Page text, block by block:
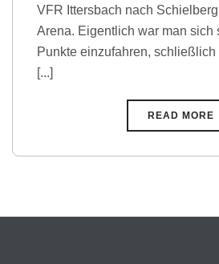
VFR Ittersbach nach
Arena. Eigentlich war man sich
Punkte einzufahren,
[...]
READ MORE